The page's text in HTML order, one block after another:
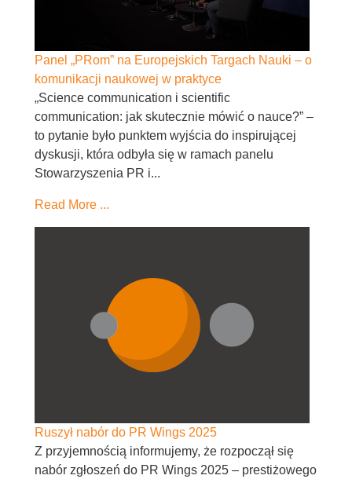
Panel „PRom” na Europejskich Targach Nauki – o
komunikacji naukowej w praktyce
„Science communication i scientific
communication: jak skutecznie mówić o nauce?” –
to pytanie było punktem wyjścia do inspirującej
dyskusji, która odbyła się w ramach panelu
Stowarzyszenia PR i...
Read More ...
Ruszył nabór do PR Wings 2025
Z przyjemnością informujemy, że rozpoczął się
nabór zgłoszeń do PR Wings 2025 – prestiżowego